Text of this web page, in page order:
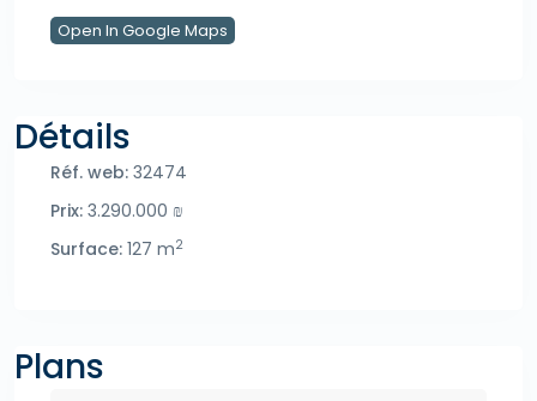
Open In Google Maps
Détails
Réf. web: 32474
Prix: 3.290.000 ₪
Surface: 127 m2
Plans